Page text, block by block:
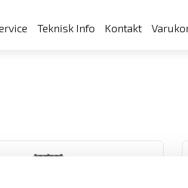
Teknisk Info Kontakt